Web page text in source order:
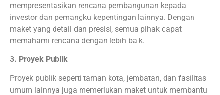
mempresentasikan rencana pembangunan kepada
investor dan pemangku kepentingan lainnya. Dengan
maket yang detail dan presisi, semua pihak dapat
memahami rencana dengan lebih baik.
3. Proyek Publik
Proyek publik seperti taman kota, jembatan, dan fasilitas
umum lainnya juga memerlukan maket untuk membantu